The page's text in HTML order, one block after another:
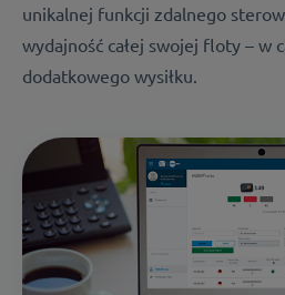
unikalnej funkcji zdalnego
wydajność całej swojej floty – w
dodatkowego wysiłku.